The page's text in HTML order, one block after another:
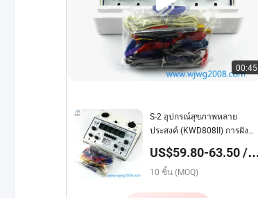
00:45
S-2 อุปกรณ์สุขภาพหลาย
ประสงค์ (KWD808II) การฝัง
US$59.80-63.50 /
บางส่วน
10 ชิ้น (MOQ)